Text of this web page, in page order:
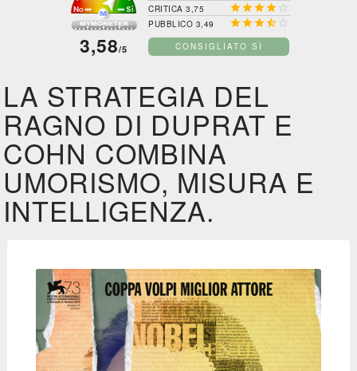
3,58/5
CRITICA 3,75  
PUBBLICO 3,49  
CONSIGLIATO SÌ
LA STRATEGIA DEL
RAGNO DI DUPRAT E
COHN COMBINA
UMORISMO, MISURA E
INTELLIGENZA.